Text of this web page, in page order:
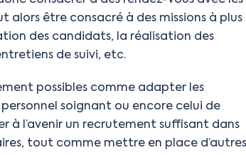
être consacré à des missions à plus
des candidats, la réalisation des
de suivi, etc.
possibles comme adapter les
soignant ou encore celui de
à l’avenir un recrutement suffisant dans
tout comme mettre en place d’autres